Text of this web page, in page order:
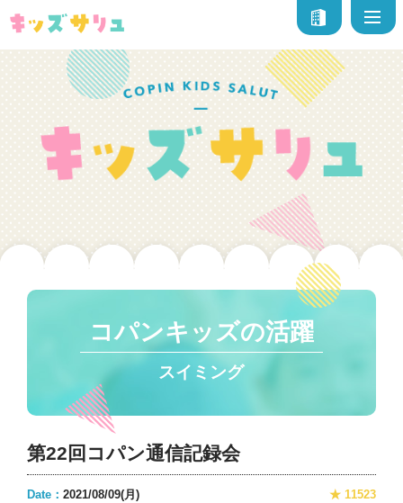
コパンキッズの活躍
スイミング
第22回コパン通信記録会
Date：2021/08/09(月) ★ 11523